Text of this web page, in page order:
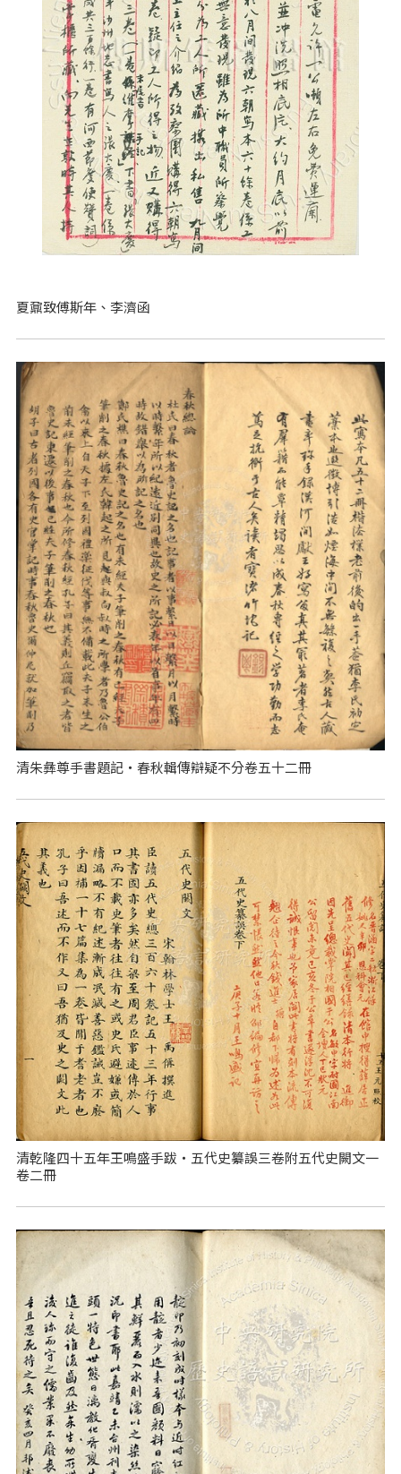
夏鼐致傅斯年、李濟函
清朱彝尊手書題記‧春秋輯傳辯疑不分卷五十二冊
清乾隆四十五年王鳴盛手跋‧五代史纂誤三卷附五代史闕文一
卷二冊